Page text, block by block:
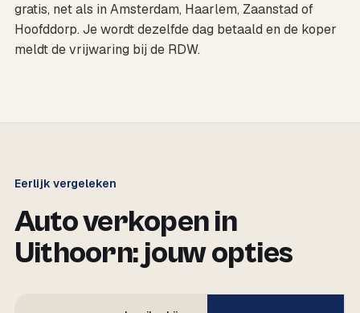
gratis, net als in Amsterdam, Haarlem, Zaanstad of
Hoofddorp. Je wordt dezelfde dag betaald en de koper
meldt de vrijwaring bij de RDW.
Eerlijk vergeleken
Auto verkopen in
Uithoorn: jouw opties